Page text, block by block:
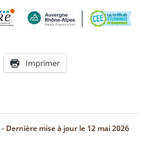
Imprimer
- Dernière mise à jour le 12 mai 2026